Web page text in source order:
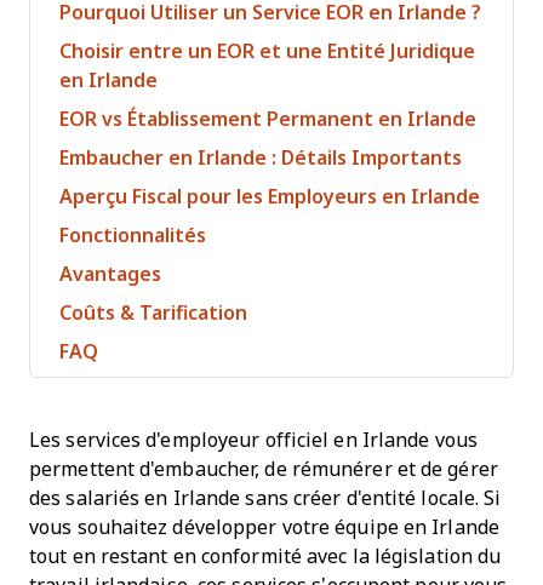
Pourquoi Utiliser un Service EOR en Irlande ?
Choisir entre un EOR et une Entité Juridique
en Irlande
EOR vs Établissement Permanent en Irlande
Embaucher en Irlande : Détails Importants
Aperçu Fiscal pour les Employeurs en Irlande
Fonctionnalités
Avantages
Coûts & Tarification
FAQ
Les services d'employeur officiel en Irlande vous
permettent d'embaucher, de rémunérer et de gérer
des salariés en Irlande sans créer d'entité locale. Si
vous souhaitez développer votre équipe en Irlande
tout en restant en conformité avec la législation du